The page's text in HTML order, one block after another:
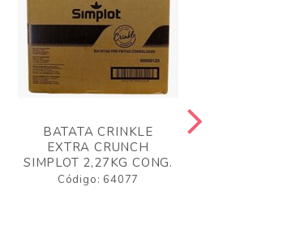
BATATA CRINKLE
EXTRA CRUNCH
SIMPLOT 2,27KG CONG.
Código: 64077